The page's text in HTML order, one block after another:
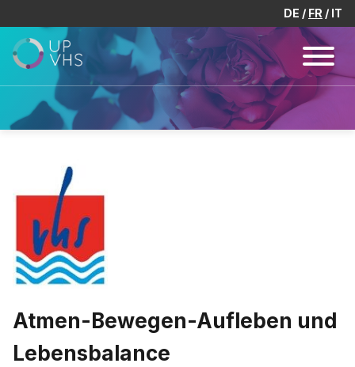
DE FR IT
Atmen-Bewegen-Aufleben und
Lebensbalance